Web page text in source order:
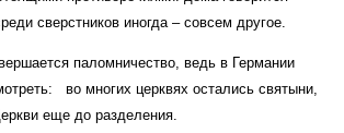
сверстников иногда – совсем другое.
паломничество, ведь в Германии
во многих церквях остались святыни,
еще до разделения.